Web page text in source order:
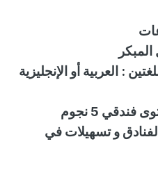
: العربية أو الإنجليزية
5 نجوم
و تسهيلات في